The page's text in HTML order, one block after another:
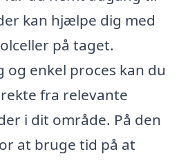
kan hjælpe dig med
på taget.
og enkel proces kan du
fra relevante
i dit område. På den
at bruge tid på at